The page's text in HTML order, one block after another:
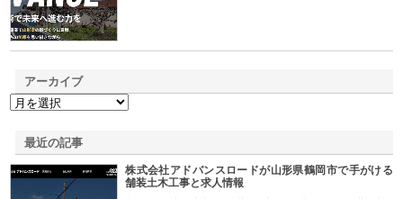
アーカイブ
最近の記事
株式会社アドバンスロードが山形県鶴岡市で手がける
舗装土木工事と求人情報